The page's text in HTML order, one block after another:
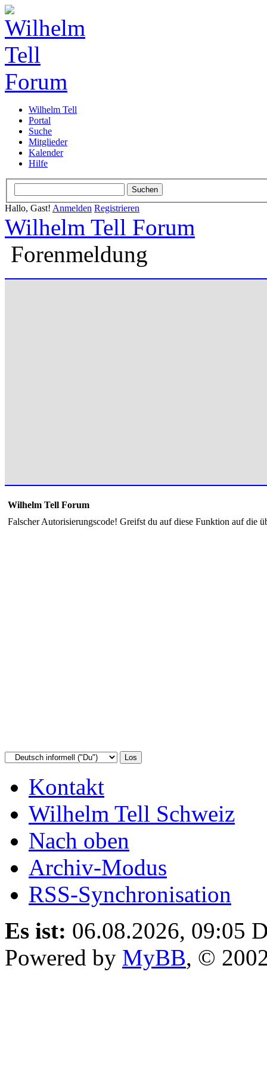
Wilhelm Tell
Portal
Suche
Mitglieder
Kalender
Hilfe
Hallo, Gast! Anmelden Registrieren
Wilhelm Tell Forum
Forenmeldung
Wilhelm Tell Forum
Falscher Autorisierungscode! Greifst du auf diese Funktion auf die
Kontakt
Wilhelm Tell Schweiz
Nach oben
Archiv-Modus
RSS-Synchronisation
Es ist: 06.08.2026, 09:05
Powered by MyBB, ©